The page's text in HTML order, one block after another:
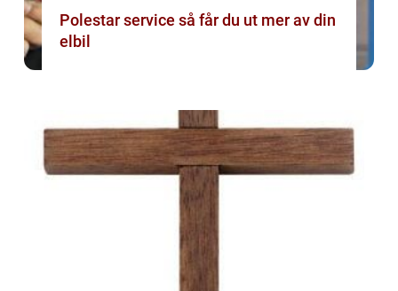
Polestar service så får du ut mer av din
elbil